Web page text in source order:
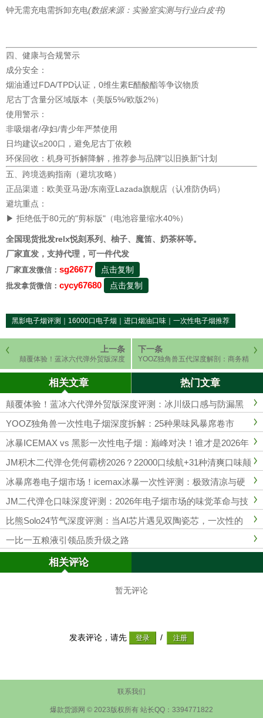
钟无需充电需拆卸充电(数据来源：实验室实测与行业白皮书)
四、健康与合规警示
成分安全：
烟油通过FDA/TPD认证，0维生素E醋酸酯等争议物质
尼古丁含量分区域版本（美版5%/欧版2%）
使用警示：
非吸烟者/孕妇/青少年严禁使用
日均建议≤200口，避免尼古丁依赖
环保回收：机身可拆解降解，推荐参与品牌"以旧换新"计划
五、跨境选购指南（避坑攻略）
正品渠道：欧美亚马逊/东南亚Lazada旗舰店（认准防伪码）
避坑重点：
▶ 拒绝低于80元的"剪标版"（电池容量缩水40%）
全国现货批发relx悦刻系列、柚子、魔笛、奶茶杯等。
厂家直发，支持代理，可一件代发
厂家直发微信： sg26677 点击复制
批发拿货微信： cycy67680 点击复制
黑影电子烟评测｜16000口电子烟｜进口烟油口味｜一次性电子烟推荐
上一条
颠覆体验！蓝冰六代弹外贸版深度
评测：冰川级口感与防漏黑科技的
终极融合
下一条
YOOZ独角兽五代深度解剖：商务精
英的雾化革命！颠覆性技术如何重
塑行业格局？
相关文章 热门文章
颠覆体验！蓝冰六代弹外贸版深度评测：冰川级口感与防漏黑
科技的终极融合
YOOZ独角兽一次性电子烟深度拆解：25种果味风暴席卷市
场！
冰暴ICEMAX vs 黑影一次性电子烟：巅峰对决！谁才是2026年
口感与科技的王者？
JM积木二代弹仓凭何霸榜2026？22000口续航+31种清爽口味颠
覆行业！
冰暴席卷电子烟市场！icemax冰暴一次性评测：极致清凉与硬
核科技的颠覆体验
JM二代弹仓口味深度评测：2026年电子烟市场的味觉革命与技
术突破
比熊Solo24节气深度评测：当AI芯片遇见双陶瓷芯，一次性的
体验革命？
一比一五粮液引领品质升级之路
相关评论
暂无评论
发表评论，请先 /
联系我们
爆款货源网 © 2023版权所有 站长QQ：3394771822